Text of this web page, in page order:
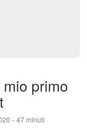
primo
- 47 minuti